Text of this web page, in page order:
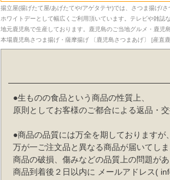
揚立屋(揚げたて屋/あげたてや/アゲタテヤ)では、さつま揚げ/
ホワイトデーとして幅広くご利用頂いています。テレビや雑
地元鹿児島で生産しております。鹿児島のご当地グルメ・鹿児
本場鹿児島さつま揚げ・薩摩揚げ 〔鹿児島さつまあげ〕 [産直
●生ものの食品という商品の性質上、
原則としてお客様のご都合による返品・
●商品の品質には万全を期しておりますが、
万が一ご注文品と異なる商品が届いてし
商品の破損、傷みなどの品質上の問題があ
商品到着後２日以内に メールアドレス(